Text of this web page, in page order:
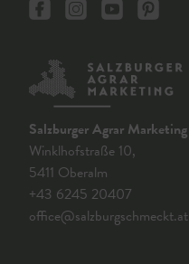
Salzburger Agrar Marketing
Winklhofstraße 10,
5411 Oberalm
+43 6245 20407
office@salzburgschmeckt.at